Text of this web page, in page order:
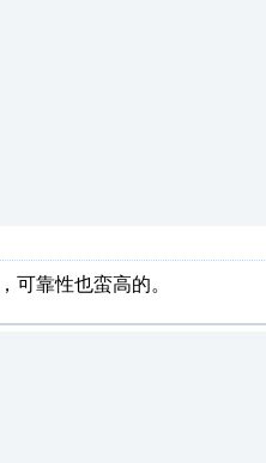
可靠性也蛮高的。